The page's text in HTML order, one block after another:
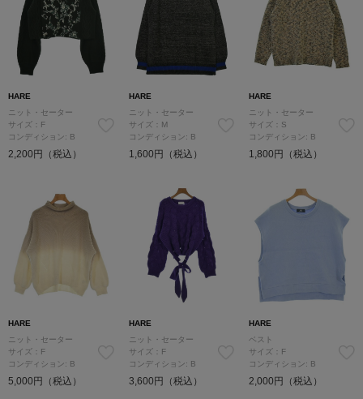
HARE
ニット・セーター
サイズ：F
コンディション: B
2,200円（税込）
HARE
ニット・セーター
サイズ：M
コンディション: B
1,600円（税込）
HARE
ニット・セーター
サイズ：S
コンディション: B
1,800円（税込）
HARE
ニット・セーター
サイズ：F
コンディション: B
5,000円（税込）
HARE
ニット・セーター
サイズ：F
コンディション: B
3,600円（税込）
HARE
ベスト
サイズ：F
コンディション: B
2,000円（税込）